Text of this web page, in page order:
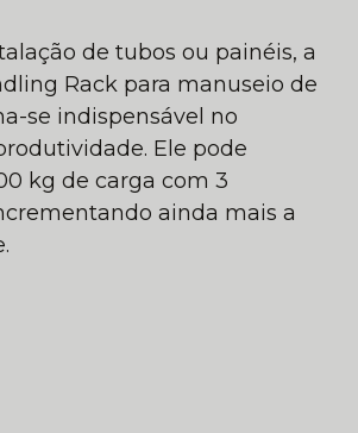
de tubos ou painéis, a
Rack para manuseio de
se indispensável no
Ele pode
kg de carga com 3
ainda mais a